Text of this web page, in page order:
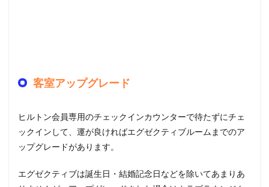
客室アップグレード
ヒルトン会員専用のチェックインカウンターで待たずにチェ
ックインして、運が良ければエグゼクティブルームまでのア
ップグレードがあります。
エグゼクティブは誕生日・結婚記念日などを除いてあまりあ